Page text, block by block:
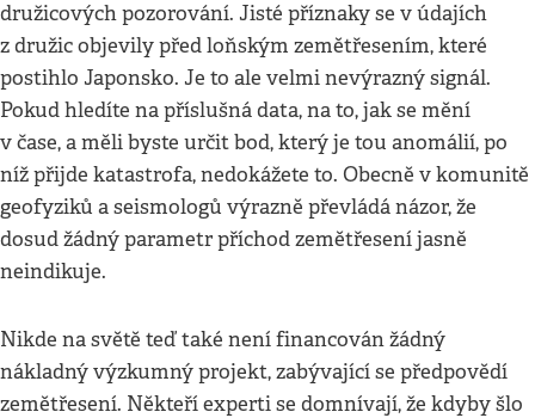
družicových pozorování. Jisté příznaky se v údajích
z družic objevily před loňským zemětřesením, které
postihlo Japonsko. Je to ale velmi nevýrazný signál.
Pokud hledíte na příslušná data, na to, jak se mění
v čase, a měli byste určit bod, který je tou anomálií, po
níž přijde katastrofa, nedokážete to. Obecně v komunitě
geofyziků a seismologů výrazně převládá názor, že
dosud žádný parametr příchod zemětřesení jasně
neindikuje.
Nikde na světě teď také není financován žádný
nákladný výzkumný projekt, zabývající se předpovědí
zemětřesení. Někteří experti se domnívají, že kdyby šlo